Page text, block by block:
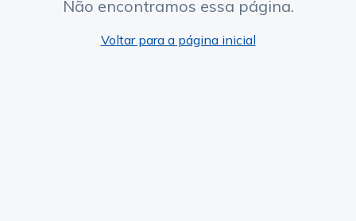
Não encontramos essa página.
Voltar para a página inicial